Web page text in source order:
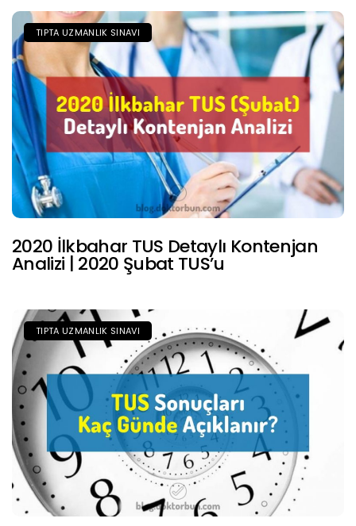
TIPTA UZMANLIK SINAVI
2020 İlkbahar TUS Detaylı Kontenjan
Analizi | 2020 Şubat TUS’u
TIPTA UZMANLIK SINAVI